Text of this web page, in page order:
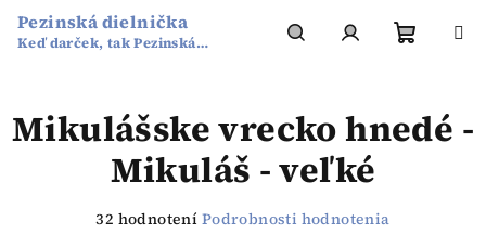
na
obsah
Pezinská dielnička
Keď darček, tak Pezinská
košík
Mikulášske vrecko hnedé -
Mikuláš - veľké
Priemerné
32 hodnotení Podrobnosti hodnotenia